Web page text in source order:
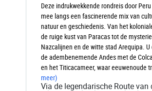
Deze indrukwekkende rondreis door
mee langs een fascinerende mix van
natuur en geschiedenis. Van het
de ruige kust van Paracas tot de
Nazcalijnen en de witte stad Arequipa.
de adembenemende Andes met de
en het Titicacameer, waar eeuwenoude tr
meer)
Via de legendarische Route van